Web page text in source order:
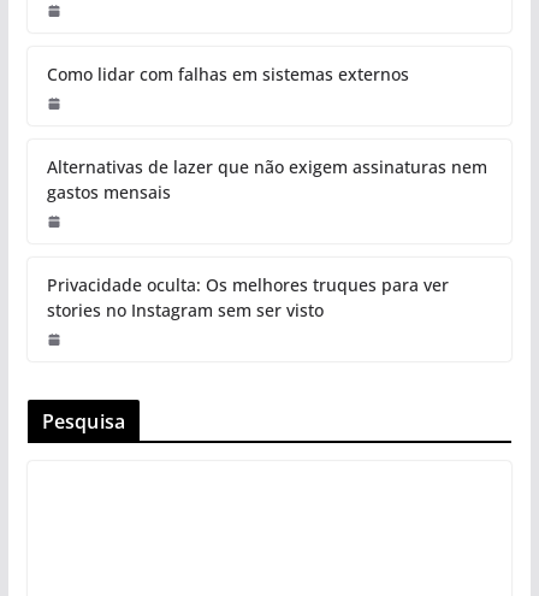
Como lidar com falhas em sistemas externos
Alternativas de lazer que não exigem assinaturas nem
gastos mensais
Privacidade oculta: Os melhores truques para ver
stories no Instagram sem ser visto
Pesquisa